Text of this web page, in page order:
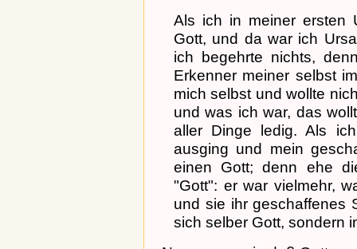
Als ich in meiner ersten
Gott, und da war ich
ich begehrte nichts,
Erkenner meiner selbst
mich selbst und wollte
und was ich war, das
aller Dinge ledig. Als
ausging und mein
einen Gott; denn ehe
"Gott": er war vielmehr,
und sie ihr geschaffenes
sich selber Gott, sondern